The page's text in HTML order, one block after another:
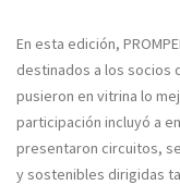
En esta edición,
destinados a los socios
pusieron en vitrina lo
participación incluyó a
presentaron circuitos,
y sostenibles dirigidas